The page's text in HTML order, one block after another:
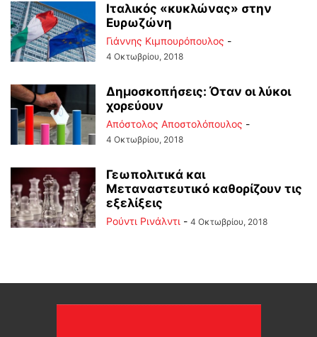
Ιταλικός «κυκλώνας» στην
Ευρωζώνη
Γιάννης Κιμπουρόπουλος -
4 Οκτωβρίου, 2018
Δημοσκοπήσεις: Όταν οι λύκοι
χορεύουν
Απόστολος Αποστολόπουλος -
4 Οκτωβρίου, 2018
Γεωπολιτικά και
Μεταναστευτικό καθορίζουν τις
εξελίξεις
Ρούντι Ρινάλντι - 4 Οκτωβρίου, 2018